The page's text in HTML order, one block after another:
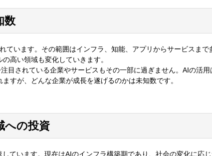
数
ています。その範囲はインフラ、知能、アプリからサービスまで
高い領域も変化していきます。
目されている企業やサービスもその一部に過ぎません。AIの活用
すが、どんな企業が成長を遂げるのかは未知数です。
への投資
ています。現在はAIのインフラ構築期であり、社会の変化に応